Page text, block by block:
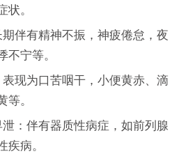
状。
伴有精神不振，神疲倦怠，夜
不宁等。
现为口苦咽干，小便黄赤、滴
等。
：伴有器质性病症，如前列腺
疾病。